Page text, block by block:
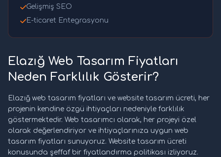
Gelişmiş SEO
E-ticaret Entegrasyonu
Elazığ Web Tasarım Fiyatları
Neden Farklılık Gösterir?
Elazığ web tasarım fiyatları ve website tasarım ücreti, her
projenin kendine özgü ihtiyaçları nedeniyle farklılık
göstermektedir. Web tasarımcı olarak, her projeyi özel
olarak değerlendiriyor ve ihtiyaçlarınıza uygun web
tasarım fiyatları sunuyoruz. Website tasarım ücreti
konusunda şeffaf bir fiyatlandırma politikası izliyoruz.